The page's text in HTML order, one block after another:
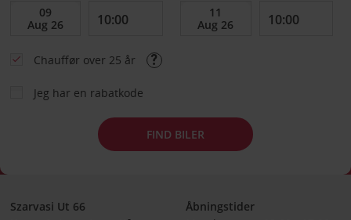
Chauffør over 25 år
Jeg har en rabatkode
FIND BILER
Szarvasi Ut 66
Åbningstider